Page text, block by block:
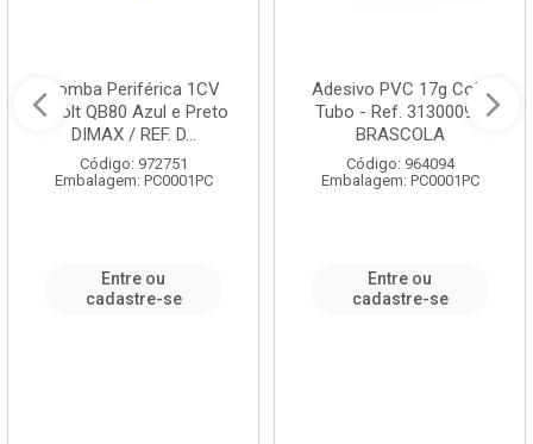
Bomba Periférica 1CV
Bivolt QB80 Azul e Preto
DIMAX / REF. D...
Código: 972751
Embalagem: PC0001PC
Entre ou
cadastre-se
Adesivo PVC 17g Cola
Tubo - Ref. 3130009 -
BRASCOLA
Código: 964094
Embalagem: PC0001PC
Entre ou
cadastre-se